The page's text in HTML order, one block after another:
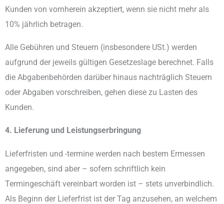
Kunden von vornherein akzeptiert, wenn sie nicht mehr als
10% jährlich betragen.
Alle Gebühren und Steuern (insbesondere USt.) werden
aufgrund der jeweils gültigen Gesetzeslage berechnet. Falls
die Abgabenbehörden darüber hinaus nachträglich Steuern
oder Abgaben vorschreiben, gehen diese zu Lasten des
Kunden.
4. Lieferung und Leistungserbringung
Lieferfristen und -termine werden nach bestem Ermessen
angegeben, sind aber – sofern schriftlich kein
Termingeschäft vereinbart worden ist – stets unverbindlich.
Als Beginn der Lieferfrist ist der Tag anzusehen, an welchem